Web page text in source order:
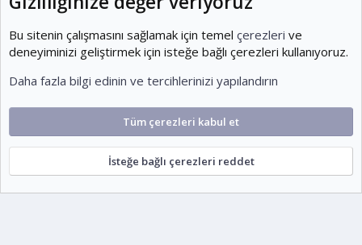
1,954
Son üye
KOEditor
Cookies Ko-ParsV2
Türkçe (TR)
Gizlilik politikası Yardım Ana sayfa
S
escort